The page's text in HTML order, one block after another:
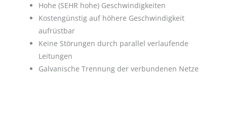
Hohe (SEHR hohe) Geschwindigkeiten
Kostengünstig auf höhere Geschwindigkeit
aufrüstbar
Keine Störungen durch parallel verlaufende
Leitungen
Galvanische Trennung der verbundenen Netze